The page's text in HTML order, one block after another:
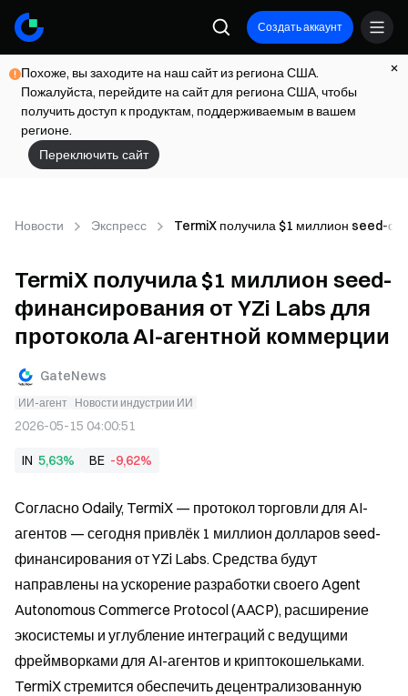
Создать аккаунт
Похоже, вы заходите на наш сайт из региона США.
Пожалуйста, перейдите на сайт для региона США, чтобы
получить доступ к продуктам, поддерживаемым в вашем
регионе.
Переключить сайт
Новости Экспресс TermiX получила $1 миллион seed-
TermiX получила $1 миллион seed-
финансирования от YZi Labs для
протокола AI-агентной коммерции
GateNews
ИИ-агент Новости индустрии ИИ
2026-05-15 04:00:51
IN 5,63% BE -9,62%
Согласно Odaily, TermiX — протокол торговли для AI-
агентов — сегодня привлёк 1 миллион долларов seed-
финансирования от YZi Labs. Средства будут
направлены на ускорение разработки своего Agent
Autonomous Commerce Protocol (AACP), расширение
экосистемы и углубление интеграций с ведущими
фреймворками для AI-агентов и криптокошельками.
TermiX стремится обеспечить децентрализованную